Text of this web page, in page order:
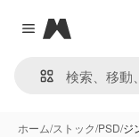
Close menu
Magnific
ホーム/ストック/PSD/ジ